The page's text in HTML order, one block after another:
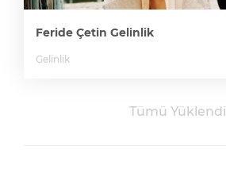
Feride Çetin Gelinlik
Gelinlik
Tümü Yüklendi